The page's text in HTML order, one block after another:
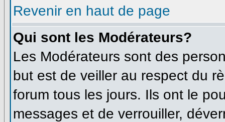
Revenir en haut de page
Qui sont les Modérateurs?
Les Modérateurs sont des
but est de veiller au respect du
forum tous les jours. Ils ont le
messages et de verrouiller,